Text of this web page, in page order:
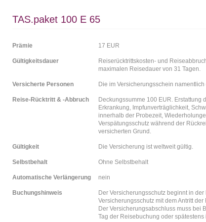
TAS.paket 100 E 65
Prämie 17 EUR
Gültigkeitsdauer
Reiserücktrittskosten- und
maximalen Reisedauer von 31 Tagen.
Versicherte Personen Die im Versicherungsschein
Reise-Rücktritt & -Abbruch
Deckungssumme 100 EUR. Erstattung
Erkrankung, Impfunverträglichkeit,
innerhalb der Probezeit,
Verspätungsschutz während der
versicherten Grund.
Gültigkeit Die Versicherung ist weltweit gültig.
Selbstbehalt Ohne Selbstbehalt
Automatische Verlängerung nein
Buchungshinweis
Der Versicherungsschutz beginnt in
Versicherungsschutz mit dem Antritt der
Der Versicherungsabschluss muss bei
Tag der Reisebuchung oder